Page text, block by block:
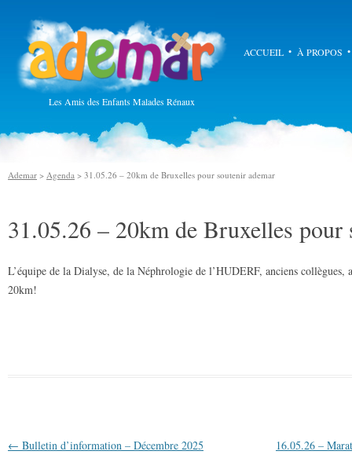
Les Amis des Enfants Malades Rénaux
ACCUEIL À PROPOS
Ademar > Agenda > 31.05.26 – 20km de Bruxelles pour soutenir ademar
31.05.26 – 20km de Bruxelles pour
L’équipe de la Dialyse, de la Néphrologie de l’HUDERF, anciens
20km!
Navigation des articles
← Bulletin d’information – Décembre 2025 16.05.26 –